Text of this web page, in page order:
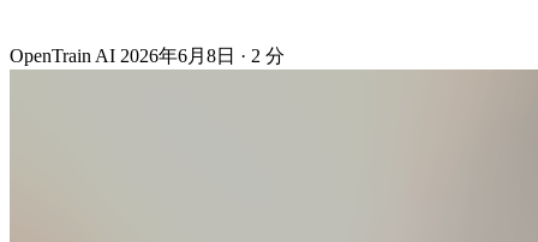
OpenTrain AI 2026年6月8日 · 2 分